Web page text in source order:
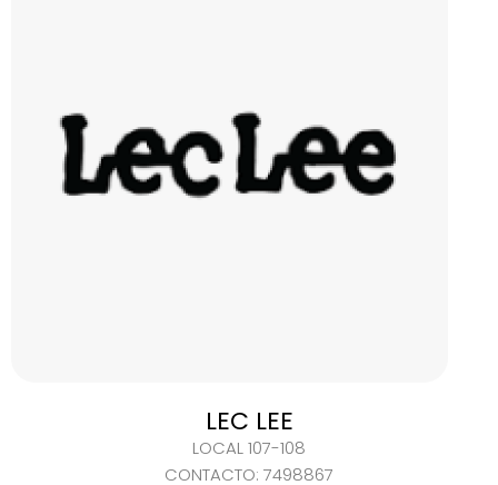
LEC LEE
LOCAL 107-108
CONTACTO: 7498867